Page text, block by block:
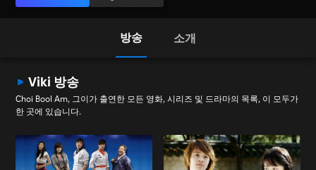
방송 소개
Viki 방송
Choi Bool Am, 그이가 출연한 모든 영화, 시리즈 및 드라마의 목록, 이 모두가
한 곳에 있습니다.